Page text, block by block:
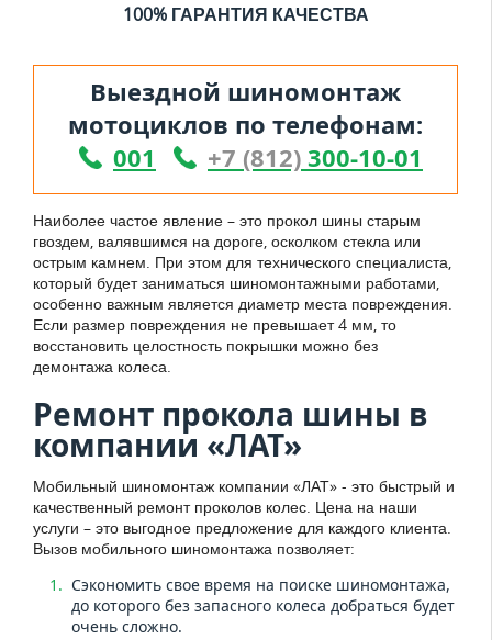
100% ГАРАНТИЯ КАЧЕСТВА
Выездной шиномонтаж
мотоциклов по телефонам:
001
+7 (812) 300-10-01
Наиболее частое явление – это прокол шины старым
гвоздем, валявшимся на дороге, осколком стекла или
острым камнем. При этом для технического специалиста,
который будет заниматься шиномонтажными работами,
особенно важным является диаметр места повреждения.
Если размер повреждения не превышает 4 мм, то
восстановить целостность покрышки можно без
демонтажа колеса.
Ремонт прокола шины в
компании «ЛАТ»
Мобильный шиномонтаж компании «ЛАТ» - это быстрый и
качественный ремонт проколов колес. Цена на наши
услуги – это выгодное предложение для каждого клиента.
Вызов мобильного шиномонтажа позволяет:
Сэкономить свое время на поиске шиномонтажа,
до которого без запасного колеса добраться будет
очень сложно.